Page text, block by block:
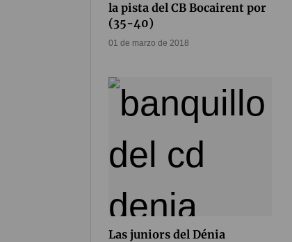
la pista del CB Bocairent por
(35-40)
01 de marzo de 2018
Las juniors del Dénia